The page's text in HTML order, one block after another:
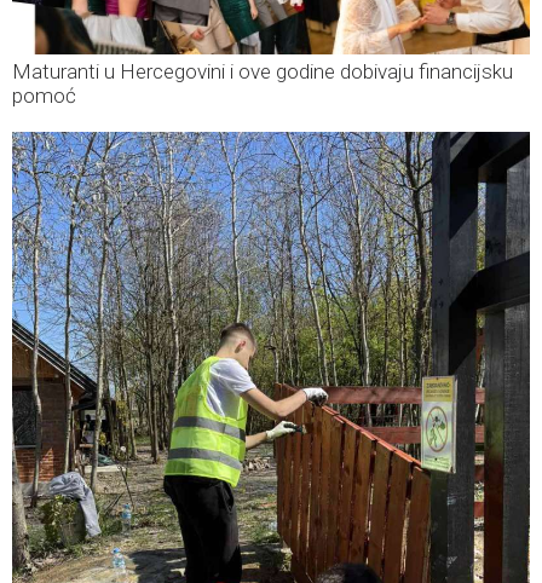
Maturanti u Hercegovini i ove godine dobivaju financijsku
pomoć